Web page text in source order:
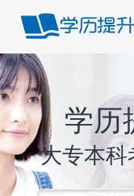
学历
大专本科